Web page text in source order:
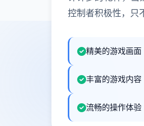
控制者积极性，只
精美的游戏画面
丰富的游戏内容
流畅的操作体验